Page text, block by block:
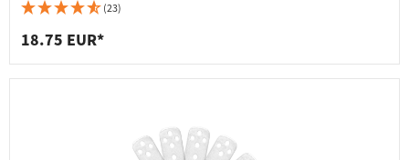
(23)
18.75 EUR*